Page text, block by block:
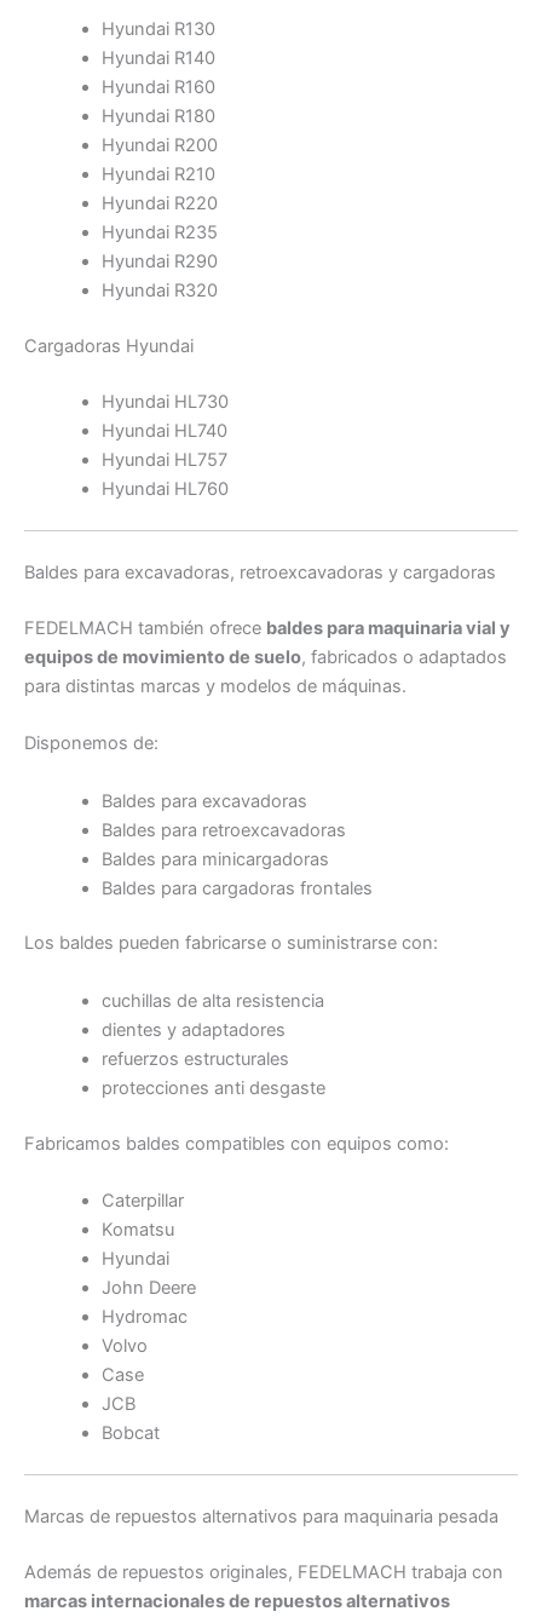
Hyundai R130
Hyundai R140
Hyundai R160
Hyundai R180
Hyundai R200
Hyundai R210
Hyundai R220
Hyundai R235
Hyundai R290
Hyundai R320
Cargadoras Hyundai
Hyundai HL730
Hyundai HL740
Hyundai HL757
Hyundai HL760
Baldes para excavadoras, retroexcavadoras y cargadoras
FEDELMACH también ofrece baldes para maquinaria vial y
equipos de movimiento de suelo, fabricados o adaptados
para distintas marcas y modelos de máquinas.
Disponemos de:
Baldes para excavadoras
Baldes para retroexcavadoras
Baldes para minicargadoras
Baldes para cargadoras frontales
Los baldes pueden fabricarse o suministrarse con:
cuchillas de alta resistencia
dientes y adaptadores
refuerzos estructurales
protecciones anti desgaste
Fabricamos baldes compatibles con equipos como:
Caterpillar
Komatsu
Hyundai
John Deere
Hydromac
Volvo
Case
JCB
Bobcat
Marcas de repuestos alternativos para maquinaria pesada
Además de repuestos originales, FEDELMACH trabaja con
marcas internacionales de repuestos alternativos